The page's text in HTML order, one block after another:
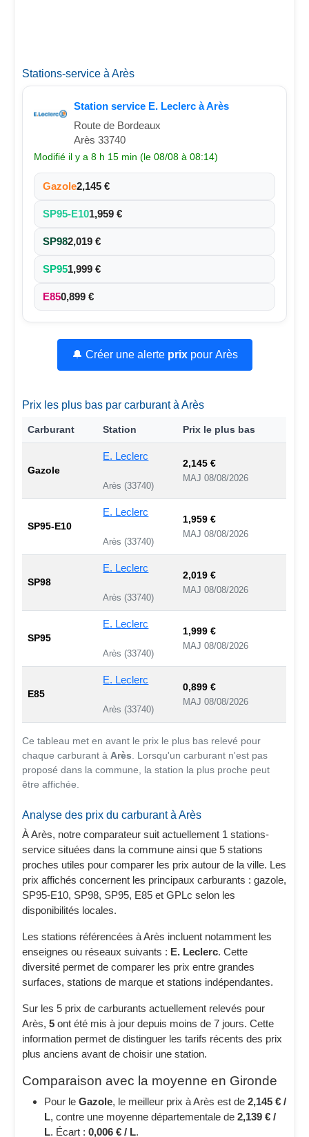
Stations-service à Arès
Station service E. Leclerc à Arès
Route de Bordeaux
Arès 33740
Modifié il y a 8 h 15 min (le 08/08 à 08:14)
Gazole2,145 €
SP95-E101,959 €
SP982,019 €
SP951,999 €
E850,899 €
🔔 Créer une alerte prixpour Arès
Prix les plus bas par carburant à Arès
Carburant Station Prix le plus bas
Gazole
E. Leclerc
Arès (33740)
2,145 €
MAJ 08/08/2026
SP95-E10
E. Leclerc
Arès (33740)
1,959 €
MAJ 08/08/2026
SP98
E. Leclerc
Arès (33740)
2,019 €
MAJ 08/08/2026
SP95
E. Leclerc
Arès (33740)
1,999 €
MAJ 08/08/2026
E85
E. Leclerc
Arès (33740)
0,899 €
MAJ 08/08/2026
Ce tableau met en avant le prix le plus bas relevé pour
chaque carburant à Arès . Lorsqu'un carburant n'est pas
proposé dans la commune, la station la plus proche peut
être affichée.
Analyse des prix du carburant à Arès
À Arès, notre comparateur suit actuellement 1 stations-
service situées dans la commune ainsi que 5 stations
proches utiles pour comparer les prix autour de la ville. Les
prix affichés concernent les principaux carburants : gazole,
SP95-E10, SP98, SP95, E85 et GPLc selon les
disponibilités locales.
Les stations référencées à Arès incluent notamment les
enseignes ou réseaux suivants : E. Leclerc. Cette
diversité permet de comparer les prix entre grandes
surfaces, stations de marque et stations indépendantes.
Sur les 5 prix de carburants actuellement relevés pour
Arès,5 ont été mis à jour depuis moins de 7 jours. Cette
information permet de distinguer les tarifs récents des prix
plus anciens avant de choisir une station.
Comparaison avec la moyenne en Gironde
Pour leGazole, le meilleur prix à Arès est de2,145 € /
L, contre une moyenne départementale de2,139 € /
L. Écart :0,006 € / L.